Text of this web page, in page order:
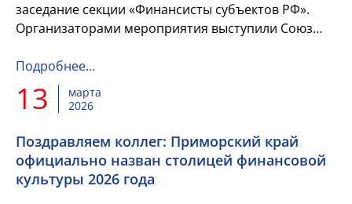
заседание секции «Финансисты субъектов РФ».
Организаторами мероприятия выступили Союз
Петербурга.
Подробнее…
13
марта
2026
Поздравляем коллег: Приморский край
официально назван столицей финансовой
культуры 2026 года